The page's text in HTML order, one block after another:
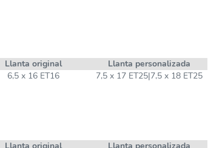
Llanta original
Llanta personalizada
6,5 x 16 ET16 7,5 x 17 ET25|7,5 x 18 ET25